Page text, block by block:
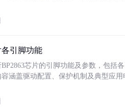
各引脚功能
芯片的引脚功能及参数，包括
涵盖驱动配置、保护机制及典型应